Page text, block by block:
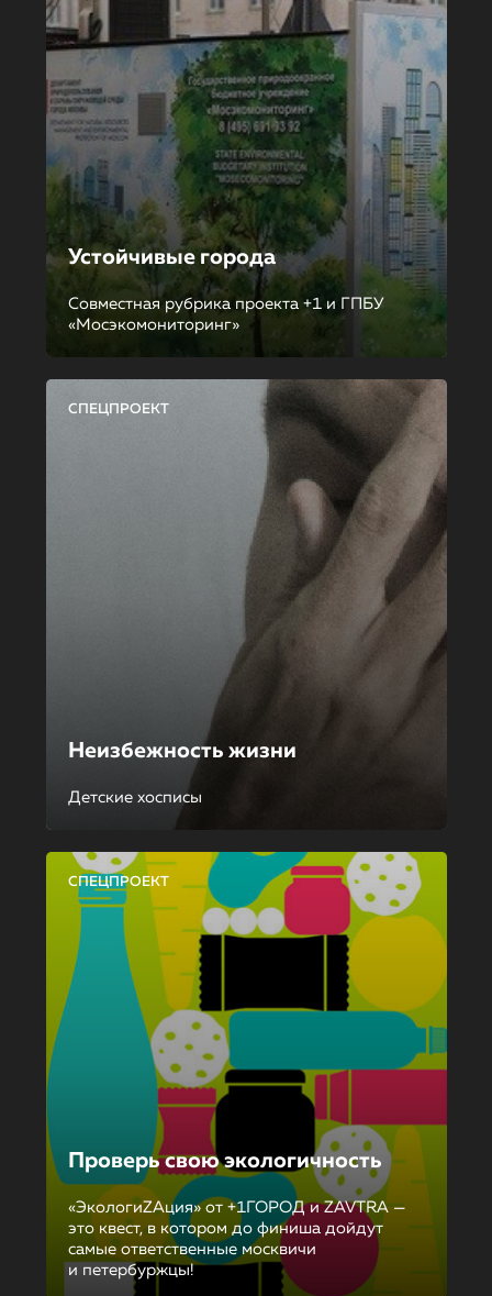
Устойчивые города
Совместная рубрика проекта +1 и ГПБУ
«Мосэкомониторинг»
СПЕЦПРОЕКТ
Неизбежность жизни
Детские хосписы
СПЕЦПРОЕКТ
Проверь свою экологичность
«ЭкологиZAция» от +1ГОРОД и ZAVTRA —
это квест, в котором до финиша дойдут
самые ответственные москвичи
и петербуржцы!